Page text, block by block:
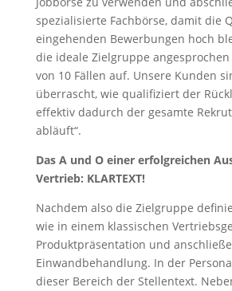
spezialisierte Fachbörse, damit die
eingehenden Bewerbungen hoch
die ideale Zielgruppe
von 10 Fällen auf. Unsere Kunden
überrascht, wie qualifiziert der
effektiv dadurch der gesamte
abläuft“.
Das A und O einer erfolgreichen
Vertrieb: KLARTEXT!
Nachdem also die Zielgruppe
wie in einem klassischen
Produktpräsentation und
Einwandbehandlung. In der
dieser Bereich der Stellentext.